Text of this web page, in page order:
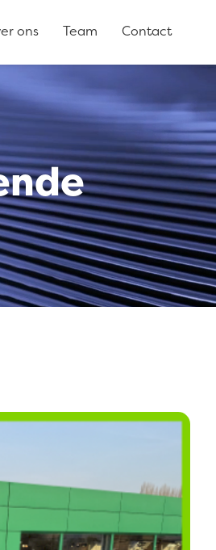
ons Team Contact